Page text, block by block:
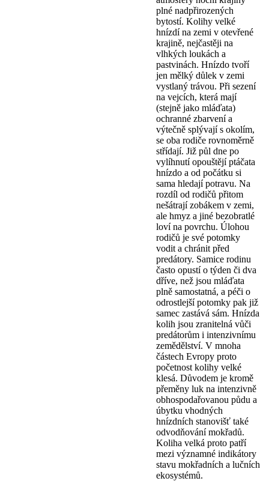
plné nadpřirozených
bytostí. Kolihy velké
hnízdí na zemi v otevřené
krajině, nejčastěji na
vlhkých loukách a
pastvinách. Hnízdo tvoří
jen mělký důlek v zemi
vystlaný trávou. Při sezení
na vejcích, která mají
(stejně jako mláďata)
ochranné zbarvení a
výtečně splývají s okolím,
se oba rodiče rovnoměrně
střídají. Již půl dne po
vylíhnutí opouštějí ptáčata
hnízdo a od počátku si
sama hledají potravu. Na
rozdíl od rodičů přitom
nešátrají zobákem v zemi,
ale hmyz a jiné bezobratlé
loví na povrchu. Úlohou
rodičů je své potomky
vodit a chránit před
predátory. Samice rodinu
často opustí o týden či dva
dříve, než jsou mláďata
plně samostatná, a péči o
odrostlejší potomky pak již
samec zastává sám. Hnízda
kolih jsou zranitelná vůči
predátorům i intenzivnímu
zemědělství. V mnoha
částech Evropy proto
početnost kolihy velké
klesá. Důvodem je kromě
přeměny luk na intenzivně
obhospodařovanou půdu a
úbytku vhodných
hnízdních stanovišť také
odvodňování mokřadů.
Koliha velká proto patří
mezi významné indikátory
stavu mokřadních a lučních
ekosystémů.